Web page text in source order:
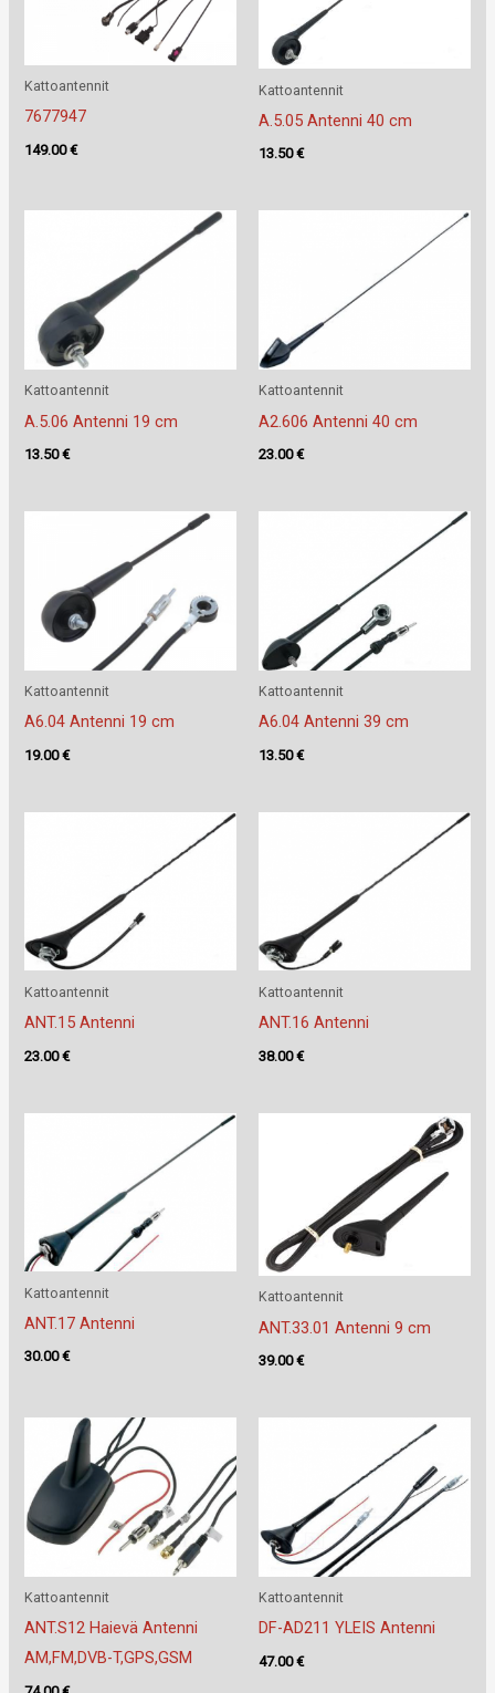
Kattoantennit
7677947
149.00€
Kattoantennit
A.5.05 Antenni 40 cm
13.50€
Kattoantennit
A.5.06 Antenni 19 cm
13.50€
Kattoantennit
A2.606 Antenni 40 cm
23.00€
Kattoantennit
A6.04 Antenni 19 cm
19.00€
Kattoantennit
A6.04 Antenni 39 cm
13.50€
Kattoantennit
ANT.15 Antenni
23.00€
Kattoantennit
ANT.16 Antenni
38.00€
Kattoantennit
ANT.17 Antenni
30.00€
Kattoantennit
ANT.33.01 Antenni 9 cm
39.00€
Kattoantennit
ANT.S12 Haievä Antenni
AM,FM,DVB-T,GPS,GSM
Kattoantennit
DF-AD211 YLEIS Antenni
47.00€